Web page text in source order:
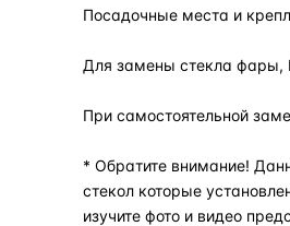
Посадочные места и
Для замены стекла фары,
При самостоятельной
* Обратите внимание!
стекол которые
изучите фото и видео